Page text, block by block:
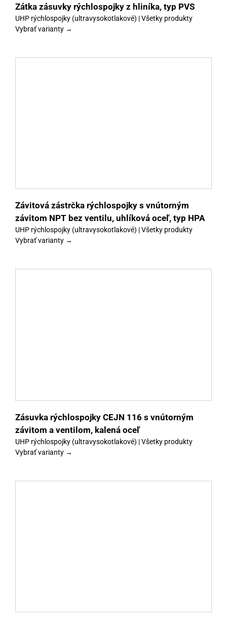
Zátka zásuvky rýchlospojky z hliníka, typ PVS
UHP rýchlospojky (ultravysokotlakové) | Všetky produkty
Vybrať varianty →
Závitová zástrčka rýchlospojky s vnútorným
závitom NPT bez ventilu, uhlíková oceľ, typ HPA
UHP rýchlospojky (ultravysokotlakové) | Všetky produkty
Vybrať varianty →
Zásuvka rýchlospojky CEJN 116 s vnútorným
závitom a ventilom, kalená oceľ
UHP rýchlospojky (ultravysokotlakové) | Všetky produkty
Vybrať varianty →